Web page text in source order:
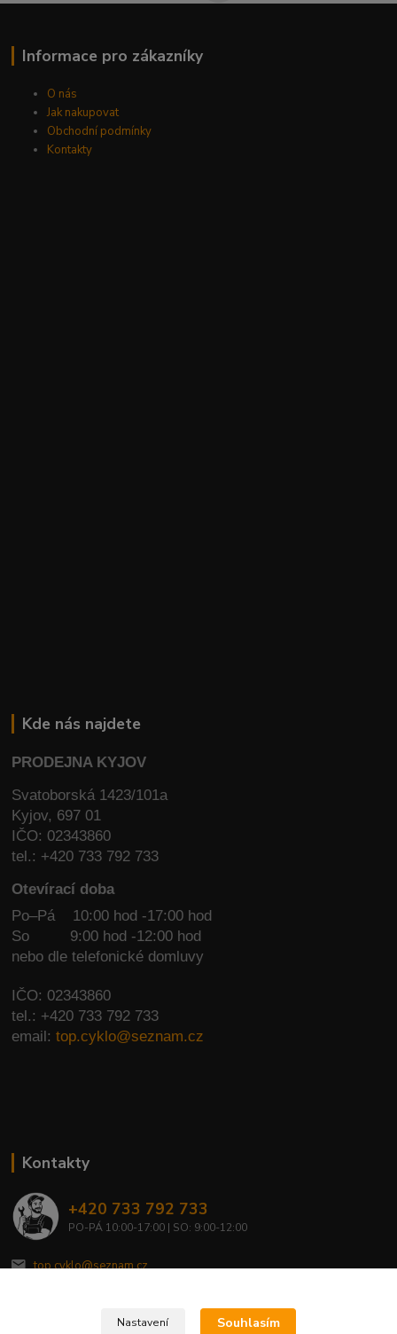
Informace pro zákazníky
O nás
Jak nakupovat
Obchodní podmínky
Kontakty
Kde nás najdete
PRODEJNA KYJOV
Svatoborská 1423/101a
Kyjov, 697 01
IČO: 02343860
tel.: +420 733 792 733
Otevírací doba
Po–Pá 10:00 hod -17:00 hod
So
9:00 hod -12:00 hod
nebo dle telefonické domluvy
IČO: 02343860
tel.: +420 733 792 733
email:top.cyklo@seznam.cz
Kontakty
+420 733 792 733
PO-PÁ 10:00-17:00 | SO: 9:00-12:00
top.cyklo@seznam.cz
Nastavení Souhlasím